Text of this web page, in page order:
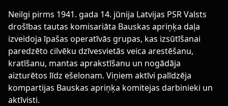
Neilgi pirms 1941. gada 14. jūnija Latvijas PSR Valsts
drošības tautas komisariāta Bauskas apriņķa daļa
izveidoja īpašas operatīvās grupas, kas izsūtīšanai
paredzēto cilvēku dzīvesvietās veica arestēšanu,
kratīšanu, mantas aprakstīšanu un nogādāja
aizturētos līdz ešelonam. Viņiem aktīvi palīdzēja
kompartijas Bauskas apriņķa komitejas darbinieki un
aktīvisti.